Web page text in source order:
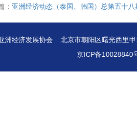
： 亚洲经济动态（泰国、韩国）总第五十
洲经济发展协会 北京市朝阳区曙光西里
京ICP备10028840